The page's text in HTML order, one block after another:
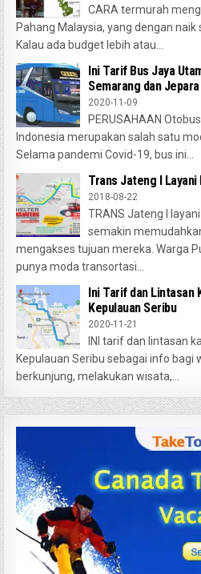
CARA termurah
Pahang Malaysia, yang dengan
Kalau ada budget lebih atau...
Ini Tarif Bus Jaya
Semarang dan Jepara
2020-11-09
PERUSAHAAN
Indonesia merupakan salah satu
Selama pandemi Covid-19, bus ini...
Trans Jateng I
2018-08-22
TRANS Jateng I
semakin
mengakses tujuan mereka. Warga
punya moda transortasi...
Ini Tarif dan Lintasan
Kepulauan Seribu
2020-11-21
INI tarif dan lintasan
Kepulauan Seribu sebagai info bagi
berkunjung, melakukan wisata,...